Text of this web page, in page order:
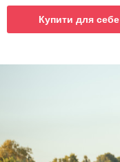
Купити для себе